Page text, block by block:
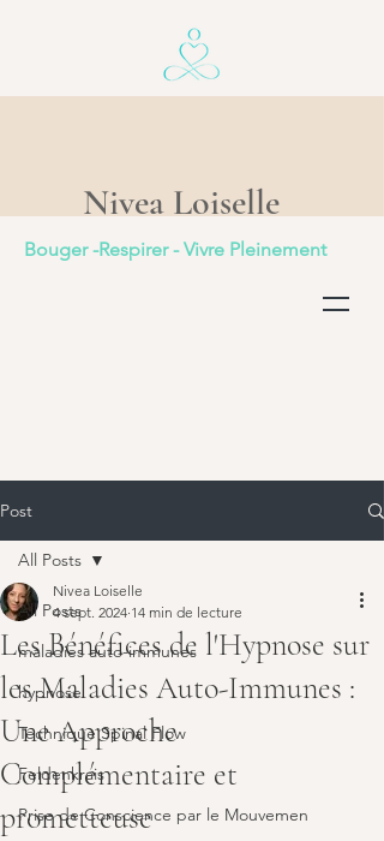
Nivea Loiselle
Bouger -Respirer - Vivre Pleinement
Post
All Posts
maladies auto-immunes
hypnose
Technique Spinal Flow
Feldenkrais
Prise de Conscience par le Mouvemen
All Posts
Les Bénéfices de l'Hypnose sur
les Maladies Auto-Immunes :
Une Approche
Complémentaire et
prometteuse
Nivea Loiselle
4 sept. 2024 14 min de lecture